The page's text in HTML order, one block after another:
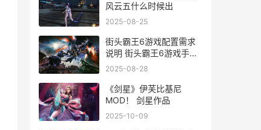
风云五什么时候出
2025-08-25
街头霸王6游戏配置需求
说明 街头霸王6游戏手机
版
2025-08-28
《剑星》伊芙比基尼
MOD！ 剑星作品
2025-10-09